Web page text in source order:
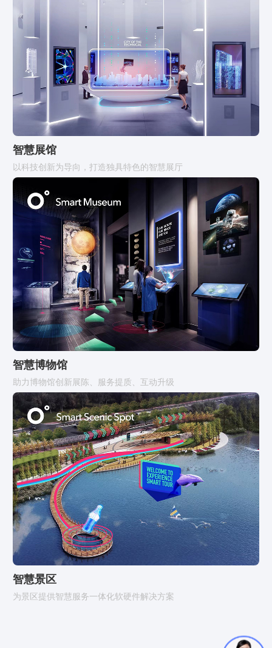
智慧展馆
以科技创新为导向，打造独具特色的智慧展厅
智慧博物馆
助力博物馆创新展陈、服务提质、互动升级
智慧景区
为景区提供智慧服务一体化软硬件解决方案